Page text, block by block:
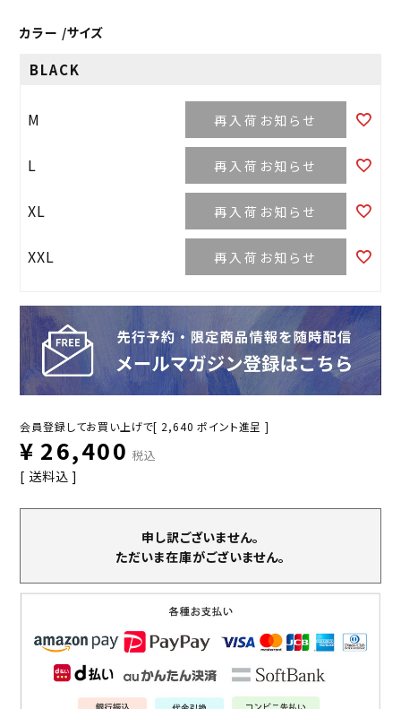
カラー サイズ
BLACK
M 再入荷お知らせ
L 再入荷お知らせ
XL 再入荷お知らせ
XXL 再入荷お知らせ
会員登録してお買い上げで[ 2,640 ポイント進呈 ]
¥ 26,400 税込
送料込
申し訳ございません。
ただいま在庫がございません。